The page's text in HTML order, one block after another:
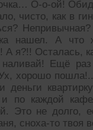
О-о-ой!
чисто, как в
нашел. А что
я?!! Осталась,
Ещё раз
хорошо
деньги
по каждой
Это не долго,
сноха-то твоя